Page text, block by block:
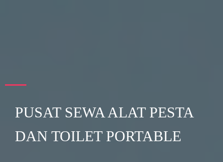
PUSAT SEWA ALAT PESTA
DAN TOILET PORTABLE